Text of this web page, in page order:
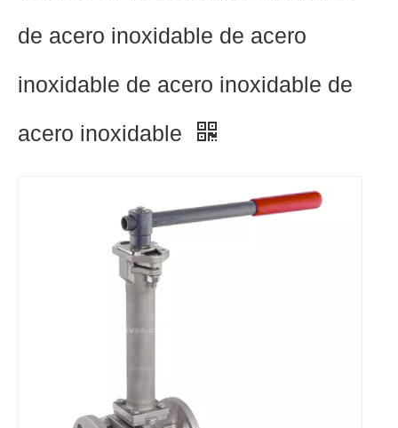
de acero inoxidable de acero
inoxidable de acero inoxidable de
acero inoxidable